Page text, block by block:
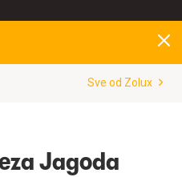
Sve od Zolux
Jagoda